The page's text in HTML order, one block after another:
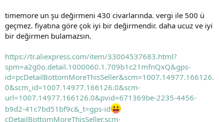
timemore un şu değirmeni 430 civarlarında. vergi ile 500 ü
geçmez. fiyatına göre çok iyi bir değirmendir. daha ucuz ve iyi
bir değirmen bulamazsın.
https://tr.aliexpress.com/item/33004537683.html?
spm=a2g0o.detail.1000060.1.709b1c21mfnQxQ&gps-
id=pcDetailBottomMoreThisSeller&scm=1007.14977.166126.
0&scm_id=1007.14977.166126.0&scm-
url=1007.14977.166126.0&pvid=671369be-2235-4456-
b9d2-41c7bd51bf9c&_t=gps-id
cDetailBottomMoreThisSeller,scm-